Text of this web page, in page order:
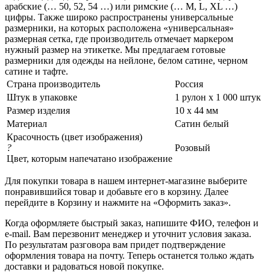
арабские (… 50, 52, 54 …) или римские (… M, L, XL …)
цифры. Также широко распространены универсальные
размерники, на которых расположена «универсальная»
размерная сетка, где производитель отмечает маркером
нужный размер на этикетке. Мы предлагаем готовые
размерники для одежды на нейлоне, белом сатине, черном
сатине и тафте.
Страна производитель
Россия
Штук в упаковке
1 рулон х 1 000 штук
Размер изделия
10 х 44 мм
Материал
Сатин белый
Красочность (цвет изображения)
?
Цвет, которым напечатано изображение
Розовый
Для покупки товара в нашем интернет-магазине выберите
понравившийся товар и добавьте его в корзину. Далее
перейдите в Корзину и нажмите на «Оформить заказ».
Когда оформляете быстрый заказ, напишите ФИО, телефон и
e-mail. Вам перезвонит менеджер и уточнит условия заказа.
По результатам разговора вам придет подтверждение
оформления товара на почту. Теперь останется только ждать
доставки и радоваться новой покупке.